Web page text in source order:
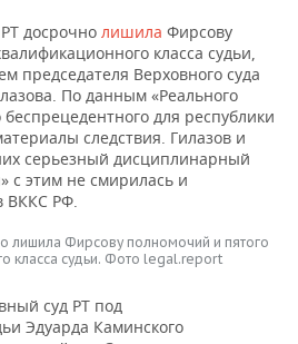
досрочно лишила Фирсову
класса судьи,
председателя Верховного суда
По данным «Реального
для республики
следствия. Гилазов и
серьезный дисциплинарный
с этим не смирилась и
ВККС РФ.
лишила Фирсову полномочий и пятого
класса судьи. Фото legal.report
суд РТ под
Эдуарда Каминского